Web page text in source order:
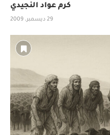
كرم عواد النجيدي
29 ديسمبر، 2009